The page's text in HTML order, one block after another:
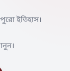
ইতিহাস।